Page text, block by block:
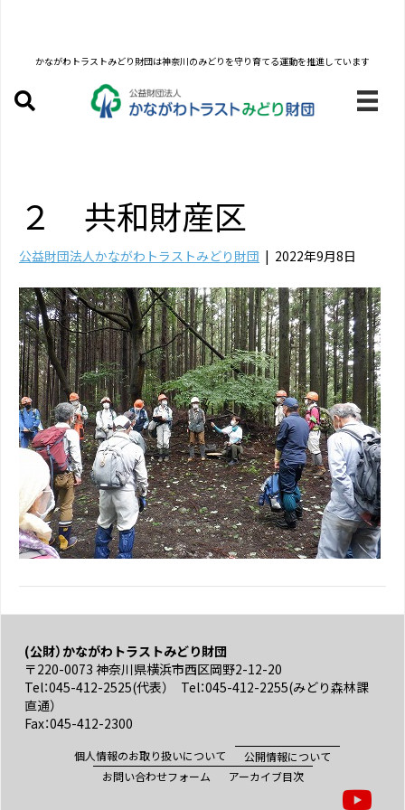
かながわトラストみどり財団は神奈川のみどりを守り育てる運動を推進しています
２ 共和財産区
公益財団法人かながわトラストみどり財団 | 2022年9月8日
(公財）かながわトラストみどり財団
〒220-0073 神奈川県横浜市西区岡野2-12-20
Tel：045-412-2525(代表） Tel：045-412-2255(みどり森林課
直通）
Fax：045-412-2300
個人情報のお取り扱いについて
公開情報について
お問い合わせフォーム
アーカイブ目次